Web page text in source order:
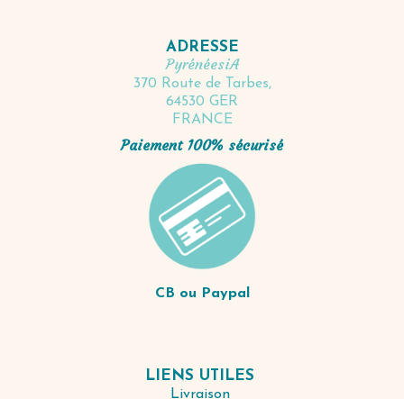
ADRESSE
PyrénéesiA
370 Route de Tarbes,
64530 GER
FRANCE
Paiement 100% sécurisé
CB ou Paypal
LIENS UTILES
Livraison